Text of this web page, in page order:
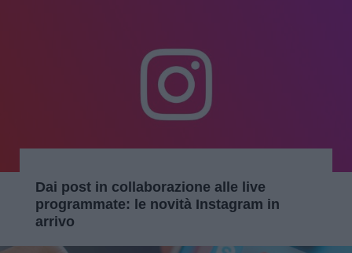
Dai post in collaborazione alle live
programmate: le novità Instagram in
arrivo